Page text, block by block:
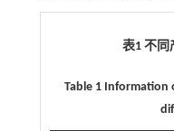
表1 不同
Table 1 Information